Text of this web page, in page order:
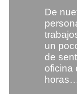
De
un
de
oficina